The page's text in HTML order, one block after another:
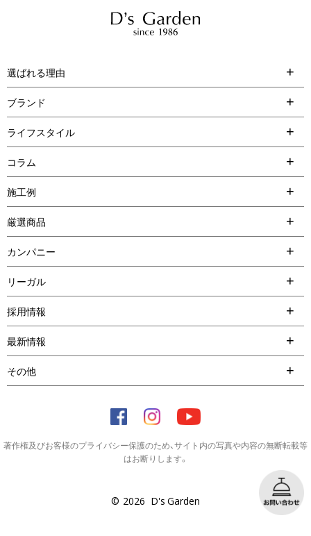
選ばれる理由
ブランド
ライフスタイル
コラム
施工例
厳選商品
カンパニー
リーガル
採用情報
最新情報
その他
著作権及びお客様のプライバシー保護のため、サイト内の写真や内容の無断転載等
はお断りします。
© 2026 D's Garden